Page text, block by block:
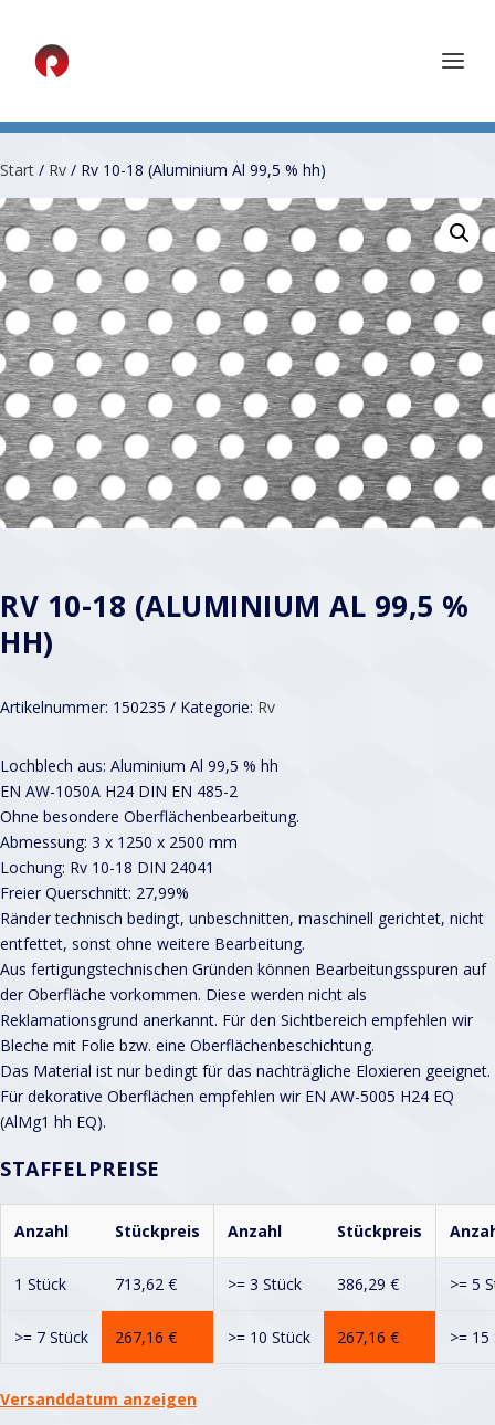
Start / Rv / Rv 10-18 (Aluminium Al 99,5 % hh)
RV 10-18 (ALUMINIUM AL 99,5 %
HH)
Artikelnummer: 150235 Kategorie: Rv
Lochblech aus: Aluminium Al 99,5 % hh
EN AW-1050A H24 DIN EN 485-2
Ohne besondere Oberflächenbearbeitung.
Abmessung: 3 x 1250 x 2500 mm
Lochung: Rv 10-18 DIN 24041
Freier Querschnitt: 27,99%
Ränder technisch bedingt, unbeschnitten, maschinell gerichtet, nicht
entfettet, sonst ohne weitere Bearbeitung.
Aus fertigungstechnischen Gründen können Bearbeitungsspuren auf
der Oberfläche vorkommen. Diese werden nicht als
Reklamationsgrund anerkannt. Für den Sichtbereich empfehlen wir
Bleche mit Folie bzw. eine Oberflächenbeschichtung.
Das Material ist nur bedingt für das nachträgliche Eloxieren geeignet.
Für dekorative Oberflächen empfehlen wir EN AW-5005 H24 EQ
(AlMg1 hh EQ).
STAFFELPREISE
Anzahl Stückpreis Anzahl Stückpreis
1 Stück 713,62 € >= 3 Stück 386,29 € >= 5
>= 7 Stück 267,16 € >= 10 Stück 267,16 € >= 15
Versanddatum anzeigen